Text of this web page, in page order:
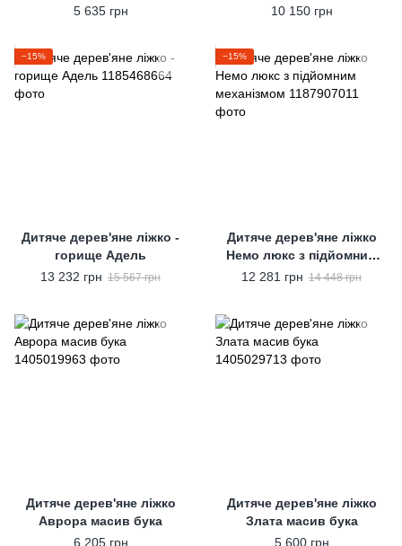
5 635 грн
спальним місцем масив
10 150 грн
−15%
Дитяче дерев'яне ліжко -
горище Адель
13 232 грн 15 567 грн
−15%
Дитяче дерев'яне ліжко
Немо люкс з підйомним
механізмом
12 281 грн 14 448 грн
Дитяче дерев'яне ліжко
Аврора масив бука
6 205 грн
Дитяче дерев'яне ліжко
Злата масив бука
5 600 грн